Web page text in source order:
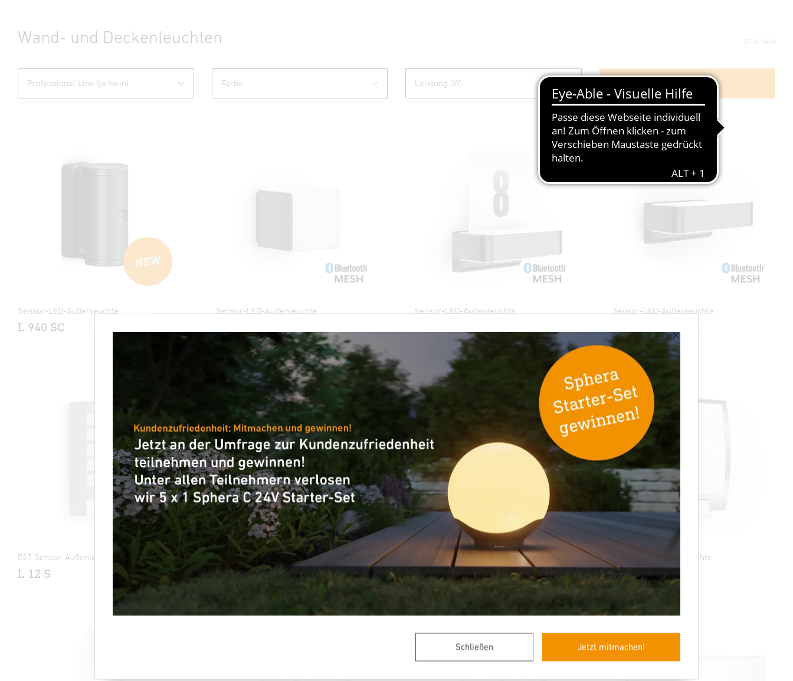
×
Schließen Jetzt mitmachen!
Wand- und Deckenleuchten 42 Artikel
Weitere Filter
Professional Line (ja/nein) Farbe Leistung (W)
Sensor-LED-Außenleuchte
L 940 SC
Sensor-LED-Außenleuchte Sensor-LED-Außenleuchte Sensor-LED-Außenleuchte
E27 Sensor-Außenleuchte
L 12 S
Sensor-LED-Außenleuchte
DL Vario Quattro S
Sensor-LED-Außenleuchte
L 240 S
E27 Sensor-Außenleuchte
L 22 S